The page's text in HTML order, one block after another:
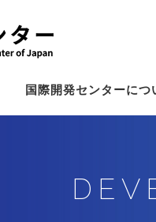
国際開発センターにつ